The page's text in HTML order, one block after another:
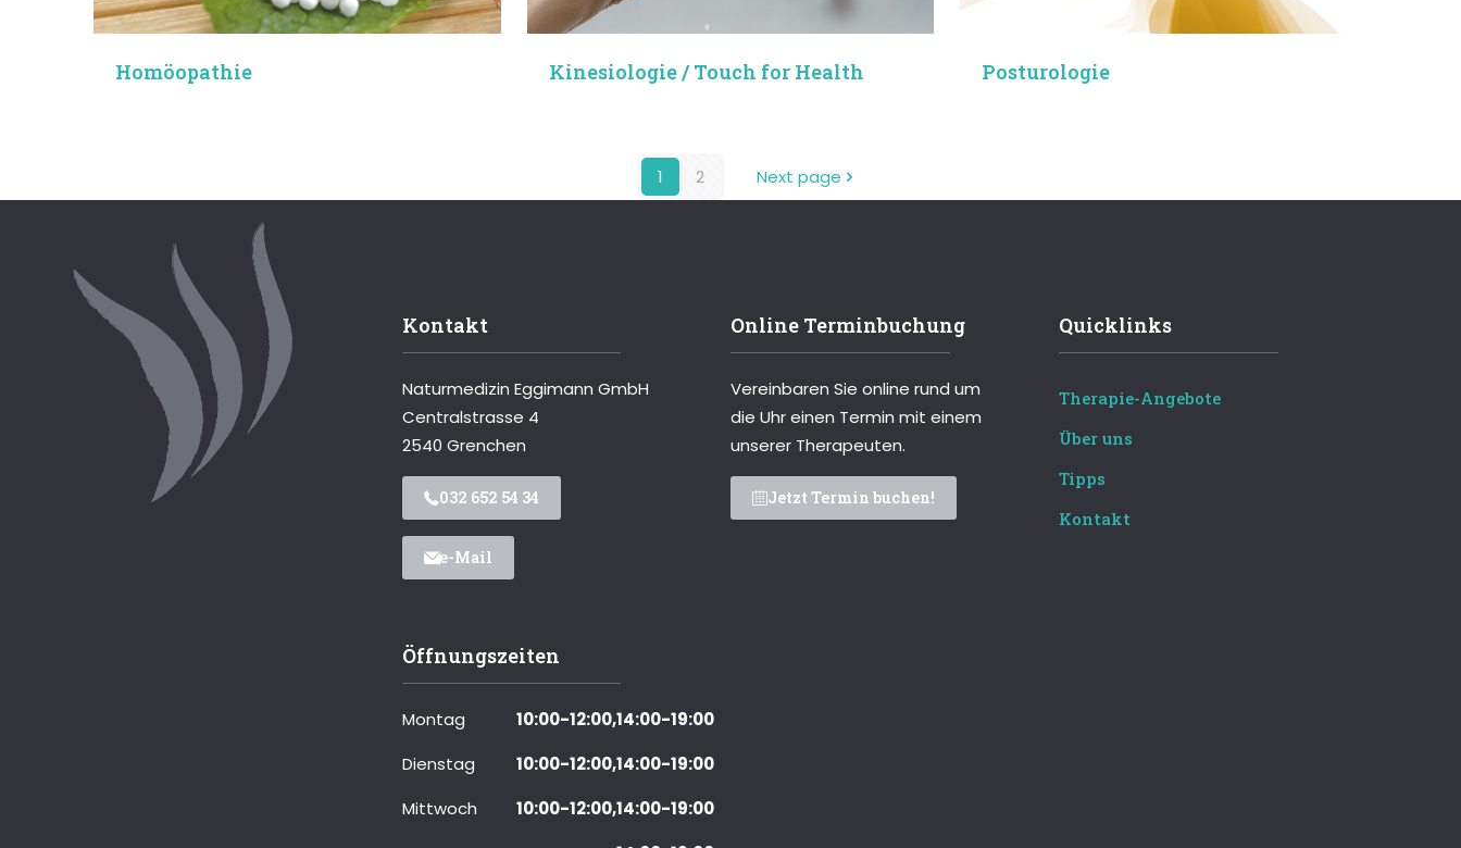
Homöopathie Kinesiologie / Touch for Health Posturologie
1 2 Next page
Kontakt
Naturmedizin Eggimann GmbH
Centralstrasse 4
2540 Grenchen
032 652 54 34
e-Mail
Öffnungszeiten
Montag
10:00-12:00,14:00-19:00
Dienstag
10:00-12:00,14:00-19:00
Mittwoch
10:00-12:00,14:00-19:00
Online Terminbuchung
Vereinbaren Sie online rund um
die Uhr einen Termin mit einem
unserer Therapeuten.
Jetzt Termin buchen!
Quicklinks
Therapie-Angebote
Über uns
Tipps
Kontakt